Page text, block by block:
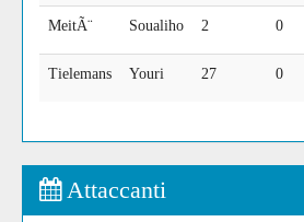
MeitÃ¨ Soualiho 2 0
Tielemans Youri 27 0
Attaccanti